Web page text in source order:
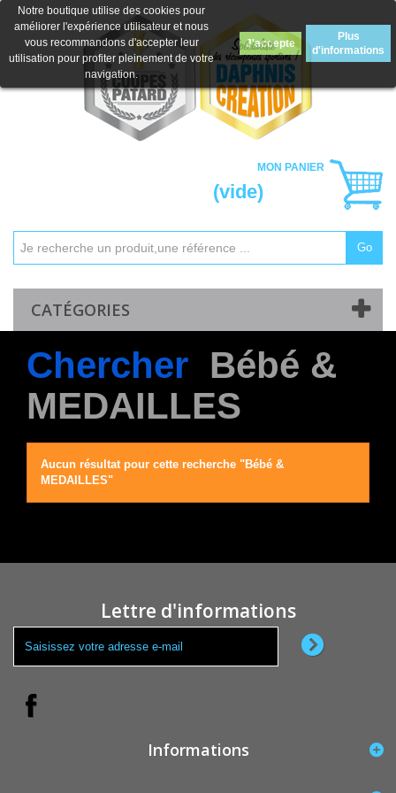
MON PANIER
(vide)
Go
CATÉGORIES
Notre boutique utilise des cookies pour
améliorer l'expérience utilisateur et nous
vous recommandons d'accepter leur
utilisation pour profiter pleinement de votre
navigation.
J'accepte
Plus
d'informations
Chercher Bébé &
MEDAILLES
Aucun résultat pour cette recherche "Bébé &
MEDAILLES"
Lettre d'informations
Informations